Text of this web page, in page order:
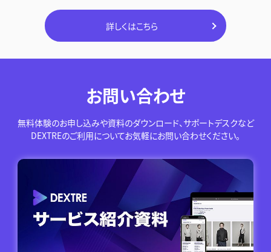
詳しくはこちら
お問い合わせ
無料体験のお申し込みや資料のダウンロード、サポートデスクなど
DEXTREのご利用についてお気軽にお問い合わせください。